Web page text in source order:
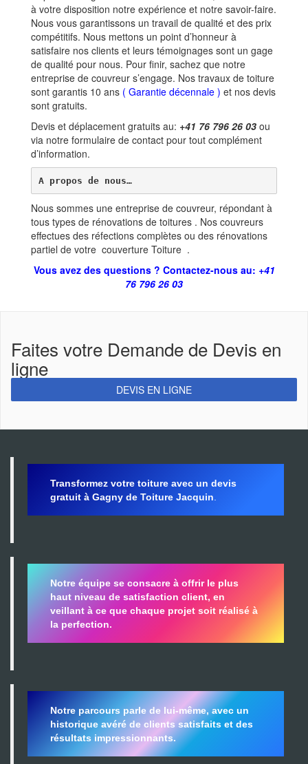
à votre disposition notre expérience et notre savoir-faire.
Nous vous garantissons un travail de qualité et des prix
compétitifs. Nous mettons un point d’honneur à
satisfaire nos clients et leurs témoignages sont un gage
de qualité pour nous. Pour finir, sachez que notre
entreprise de couvreur s’engage. Nos travaux de toiture
sont garantis 10 ans ( Garantie décennale ) et nos devis
sont gratuits.
Devis et déplacement gratuits au: +41 76 796 26 03 ou
via notre formulaire de contact pour tout complément
d’information.
A propos de nous…
Nous sommes une entreprise de couvreur, répondant à
tous types de rénovations de toitures . Nos couvreurs
effectues des réfections complètes ou des rénovations
partiel de votre couverture Toiture .
Vous avez des questions ? Contactez-nous au: +41
76 796 26 03
Faites votre Demande de Devis en
ligne
DEVIS EN LIGNE
Transformez votre toiture avec un devis
gratuit à Gagny de Toiture Jacquin
Notre équipe se consacre à offrir le plus
haut niveau de satisfaction client, en
veillant à ce que chaque projet soit réalisé à
la perfection.
Notre parcours parle de lui-même, avec un
historique avéré de clients satisfaits et des
résultats impressionnants.